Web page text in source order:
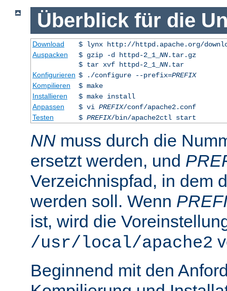
Überblick für die
Download
$ lynx http://httpd.apache.org/
Auspacken
$ gzip -d httpd-2_1_ NN.tar.gz
$ tar xvf httpd-2_1_ NN.tar
Konfigurieren $ ./configure --prefix=PREFIX
Kompilieren
$ make
Installieren
$ make install
Anpassen
$ vi PREFIX/conf/apache2.conf
Testen
$ PREFIX/bin/apache2ctl start
NN muss durch die
ersetzt werden, und
Verzeichnispfad, in dem
werden soll. Wenn
ist, wird die
/usr/local/apache2
Beginnend mit den